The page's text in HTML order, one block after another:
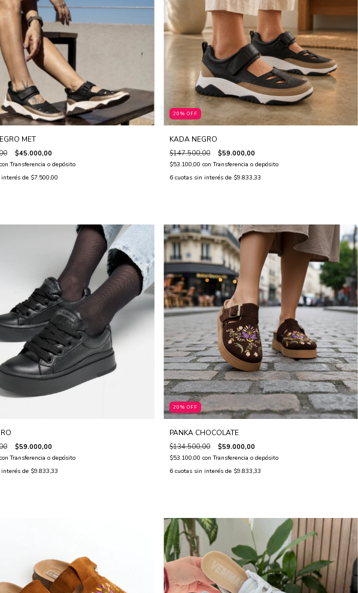
MET
$45.000,00
con Transferencia o depósito
de $7.500,00
20% OFF
KADA NEGRO
$147.500,00 $59.000,00
$53.100,00con Transferencia o depósito
6 cuotas sin interés de $9.833,33
$59.000,00
con Transferencia o depósito
de $9.833,33
20% OFF
PANKA CHOCOLATE
$134.500,00 $59.000,00
$53.100,00con Transferencia o depósito
6 cuotas sin interés de $9.833,33